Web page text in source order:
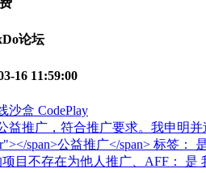
论坛
16 11:59:00
沙盒 CodePlay
益推广，符合推广要求。我申明
span>公益推广</span> 标签
目不存在为他人推广、AFF：